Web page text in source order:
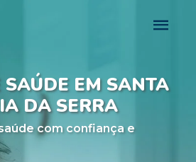
EM SANTA
DA SERRA
com confiança e